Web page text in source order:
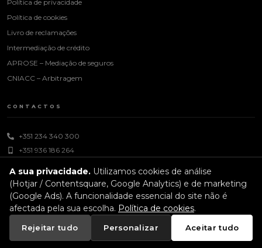
Política de privacidade
Política de cookies
Livro de reclamações
Intermediação de crédito
APROSE – Mediação de seguros
CNIACC – Arbitragem
CONTACTOS
+351 234 340 300
+351 936 186 264
geral@vitorguimaraes.com
NIF: 507 871 286
A sua privacidade. Utilizamos cookies de análise
(Hotjar / Contentsquare, Google Analytics) e de marketing
(Google Ads). A funcionalidade essencial do site não é
afectada pela sua escolha. Política de cookies.
Rejeitar tudo Personalizar Aceitar tudo